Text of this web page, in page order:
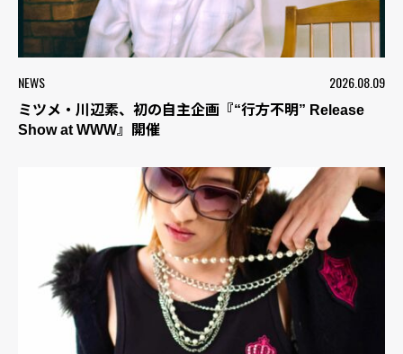
NEWS 2026.08.09
ミツメ・川辺素、初の自主企画『“行方不明” Release
Show at WWW』開催